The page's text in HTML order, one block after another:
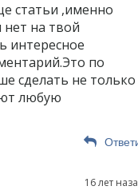
статьи ,именно
нет на твой
интересное
по
сделать не только
любую
16 лет